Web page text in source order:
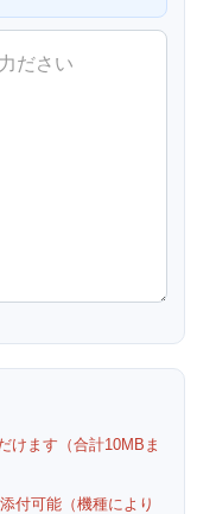
けます（合計10MBま
付可能（機種により